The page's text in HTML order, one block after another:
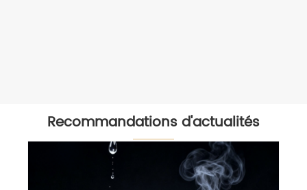
Recommandations d'actualités